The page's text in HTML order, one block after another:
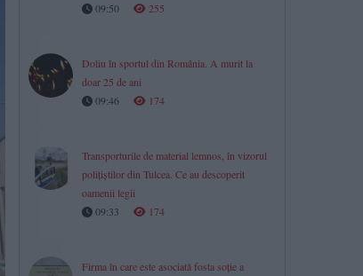
09:50
255
Doliu în sportul din România. A murit la
doar 25 de ani
09:46
174
Transporturile de material lemnos, în vizorul
polițiștilor din Tulcea. Ce au descoperit
oamenii legii
09:33
174
Firma în care este asociată fosta soție a